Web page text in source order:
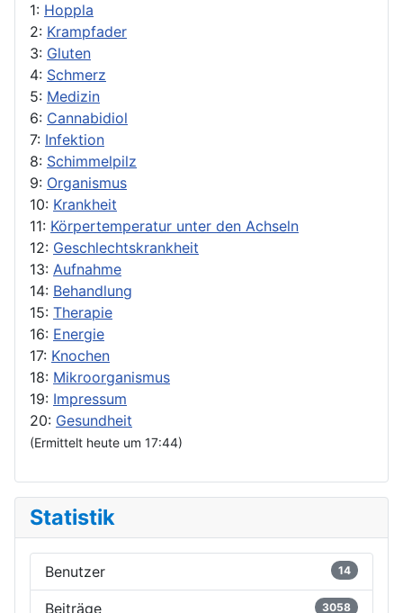
1: Hoppla
2: Krampfader
3: Gluten
4: Schmerz
5: Medizin
6: Cannabidiol
7: Infektion
8: Schimmelpilz
9: Organismus
10: Krankheit
11: Körpertemperatur unter den Achseln
12: Geschlechtskrankheit
13: Aufnahme
14: Behandlung
15: Therapie
16: Energie
17: Knochen
18: Mikroorganismus
19: Impressum
20: Gesundheit
(Ermittelt heute um 17:44)
Statistik
Benutzer 14
Beiträge 3058